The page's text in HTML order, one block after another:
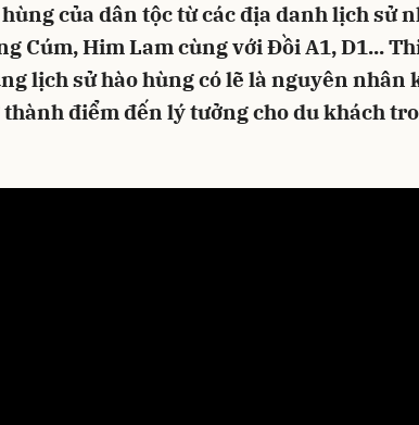
của dân tộc từ các địa danh lịch sử
Cúm, Him Lam cùng với Đồi A1, D1...
lịch sử hào hùng có lẽ là nguyên nhân
điểm đến lý tưởng cho du khách